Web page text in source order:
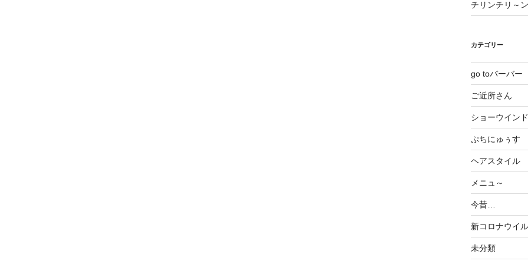
チリンチリ～ン
カテゴリー
go toバーバー
ご近所さん
ショーウイン
ぷちにゅぅす
ヘアスタイル
メニュ～
今昔…
新コロナウイ
未分類